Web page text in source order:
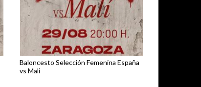
Baloncesto Selección Femenina España
vs Mali